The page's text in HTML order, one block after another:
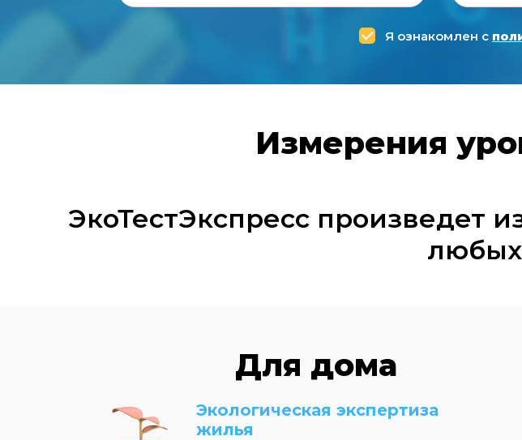
Я ознакомлен с
Измерения
ЭкоТестЭкспресс произведет
любых
Для дома
Экологическая экспертиза
жилья